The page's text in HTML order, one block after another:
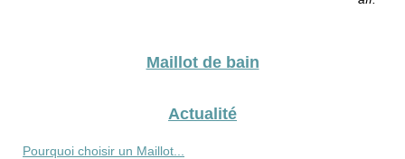
Maillot de bain
Actualité
Pourquoi choisir un Maillot...